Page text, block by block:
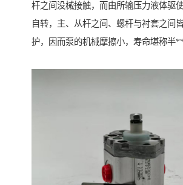
杆之间没械接触，而由所输压力液体驱
自转，主、从杆之间、螺杆与衬套之间
护，因而泵的机械摩擦小，寿命堪称半